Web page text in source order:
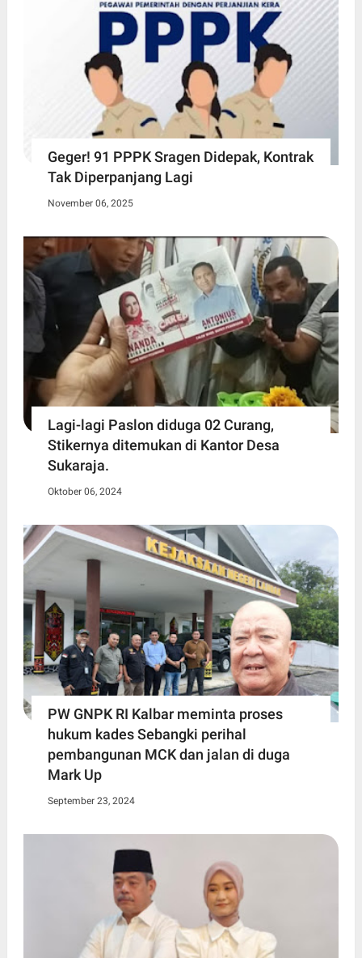
Geger! 91 PPPK Sragen Didepak, Kontrak
Tak Diperpanjang Lagi
November 06, 2025
Lagi-lagi Paslon diduga 02 Curang,
Stikernya ditemukan di Kantor Desa
Sukaraja.
Oktober 06, 2024
PW GNPK RI Kalbar meminta proses
hukum kades Sebangki perihal
pembangunan MCK dan jalan di duga
Mark Up
September 23, 2024